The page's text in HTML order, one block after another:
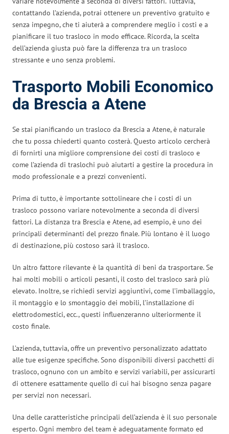
contattando l’azienda, potrai ottenere un preventivo gratuito e
senza impegno, che ti aiuterà a comprendere meglio i costi e a
pianificare il tuo trasloco in modo efficace. Ricorda, la scelta
dell’azienda giusta può fare la differenza tra un trasloco
stressante e uno senza problemi.
Trasporto Mobili Economico
da Brescia a Atene
Se stai pianificando un trasloco da Brescia a Atene, è naturale
che tu possa chiederti quanto costerà. Questo articolo cercherà
di fornirti una migliore comprensione dei costi di trasloco e
come l’azienda di traslochi può aiutarti a gestire la procedura in
modo professionale e a prezzi convenienti.
Prima di tutto, è importante sottolineare che i costi di un
trasloco possono variare notevolmente a seconda di diversi
fattori. La distanza tra Brescia e Atene, ad esempio, è uno dei
principali determinanti del prezzo finale. Più lontano è il luogo
di destinazione, più costoso sarà il trasloco.
Un altro fattore rilevante è la quantità di beni da trasportare. Se
hai molti mobili o articoli pesanti, il costo del trasloco sarà più
elevato. Inoltre, se richiedi servizi aggiuntivi, come l’imballaggio,
il montaggio e lo smontaggio dei mobili, l’installazione di
elettrodomestici, ecc., questi influenzeranno ulteriormente il
costo finale.
L’azienda, tuttavia, offre un preventivo personalizzato adattato
alle tue esigenze specifiche. Sono disponibili diversi pacchetti di
trasloco, ognuno con un ambito e servizi variabili, per assicurarti
di ottenere esattamente quello di cui hai bisogno senza pagare
per servizi non necessari.
Una delle caratteristiche principali dell’azienda è il suo personale
esperto. Ogni membro del team è adeguatamente formato ed